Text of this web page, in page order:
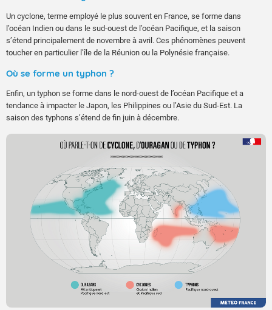
Un cyclone, terme employé le plus souvent en France, se forme dans
l’océan Indien ou dans le sud-ouest de l’océan Pacifique, et la saison
s’étend principalement de novembre à avril. Ces phénomènes peuvent
toucher en particulier l’île de la Réunion ou la Polynésie française.
Où se forme un typhon ?
Enfin, un typhon se forme dans le nord-ouest de l’océan Pacifique et a
tendance à impacter le Japon, les Philippines ou l’Asie du Sud-Est. La
saison des typhons s’étend de fin juin à décembre.